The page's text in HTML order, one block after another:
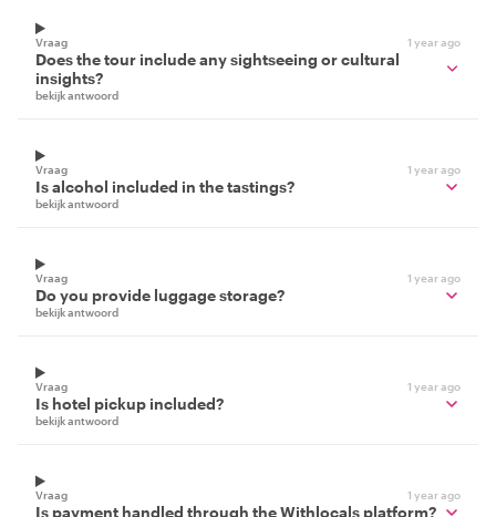
Vraag 1 year ago
Does the tour include any sightseeing or cultural
insights?
bekijk antwoord
Vraag 1 year ago
Is alcohol included in the tastings?
bekijk antwoord
Vraag 1 year ago
Do you provide luggage storage?
bekijk antwoord
Vraag 1 year ago
Is hotel pickup included?
bekijk antwoord
Vraag 1 year ago
Is payment handled through the Withlocals platform?